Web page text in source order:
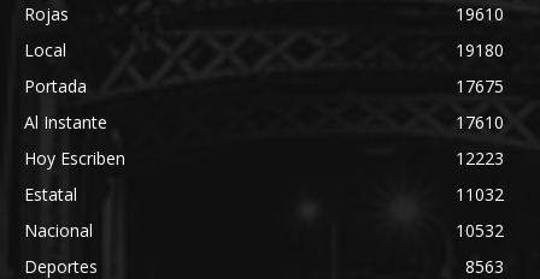
Rojas
19610
Local
19180
Portada
17675
Al Instante
17610
Hoy Escriben
12223
Estatal
11032
Nacional
10532
Deportes
8563